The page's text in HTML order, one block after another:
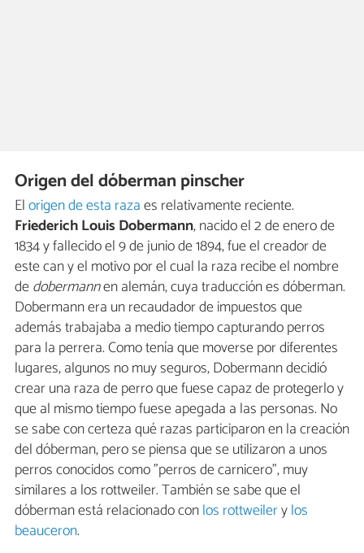
Origen del dóberman pinscher
Elorigen de esta razaes relativamente reciente.
Friederich Louis Dobermann, nacido el 2 de enero de
1834 y fallecido el 9 de junio de 1894, fue el creador de
este can y el motivo por el cual la raza recibe el nombre
dedobermannen alemán, cuya traducción es dóberman.
Dobermann era un recaudador de impuestos que
además trabajaba a medio tiempo capturando perros
para la perrera. Como tenía que moverse por diferentes
lugares, algunos no muy seguros, Dobermann decidió
crear una raza de perro que fuese capaz de protegerlo y
que al mismo tiempo fuese apegada a las personas. No
se sabe con certeza qué razas participaron en la creación
del dóberman, pero se piensa que se utilizaron a unos
perros conocidos como "perros de carnicero", muy
similares a los rottweiler. También se sabe que el
dóberman está relacionado conlos rottweilerylos
beauceron.